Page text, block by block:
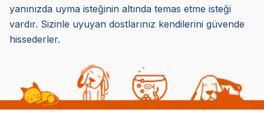
yanınızda uyma isteğinin altında temas etme isteği
vardır. Sizinle uyuyan dostlarınız kendilerini güvende
hissederler.